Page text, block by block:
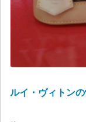
ルイ・ヴィトン